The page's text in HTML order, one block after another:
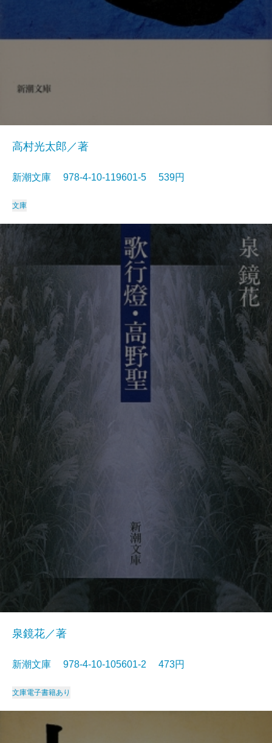
高村光太郎／著
新潮文庫 978-4-10-119601-5 539円
文庫
泉鏡花／著
新潮文庫 978-4-10-105601-2 473円
文庫電子書籍あり